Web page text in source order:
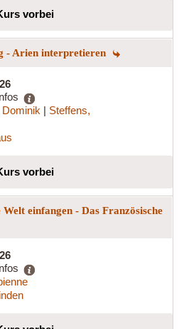
vorbei
- Arien interpretieren
| Steffens,
vorbei
einfangen - Das Französische